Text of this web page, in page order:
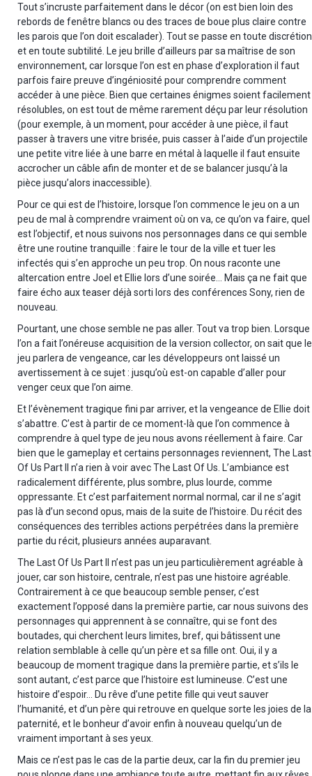
Tout s’incruste parfaitement dans le décor (on est bien loin des
rebords de fenêtre blancs ou des traces de boue plus claire contre
les parois que l’on doit escalader). Tout se passe en toute discrétion
et en toute subtilité. Le jeu brille d’ailleurs par sa maîtrise de son
environnement, car lorsque l’on est en phase d’exploration il faut
parfois faire preuve d’ingéniosité pour comprendre comment
accéder à une pièce. Bien que certaines énigmes soient facilement
résolubles, on est tout de même rarement déçu par leur résolution
(pour exemple, à un moment, pour accéder à une pièce, il faut
passer à travers une vitre brisée, puis casser à l’aide d’un projectile
une petite vitre liée à une barre en métal à laquelle il faut ensuite
accrocher un câble afin de monter et de se balancer jusqu’à la
pièce jusqu’alors inaccessible).
Pour ce qui est de l’histoire, lorsque l’on commence le jeu on a un
peu de mal à comprendre vraiment où on va, ce qu’on va faire, quel
est l’objectif, et nous suivons nos personnages dans ce qui semble
être une routine tranquille : faire le tour de la ville et tuer les
infectés qui s’en approche un peu trop. On nous raconte une
altercation entre Joel et Ellie lors d’une soirée… Mais ça ne fait que
faire écho aux teaser déjà sorti lors des conférences Sony, rien de
nouveau.
Pourtant, une chose semble ne pas aller. Tout va trop bien. Lorsque
l’on a fait l’onéreuse acquisition de la version collector, on sait que le
jeu parlera de vengeance, car les développeurs ont laissé un
avertissement à ce sujet : jusqu’où est-on capable d’aller pour
venger ceux que l’on aime.
Et l’évènement tragique fini par arriver, et la vengeance de Ellie doit
s’abattre. C’est à partir de ce moment-là que l’on commence à
comprendre à quel type de jeu nous avons réellement à faire. Car
bien que le gameplay et certains personnages reviennent, The Last
Of Us Part II n’a rien à voir avec The Last Of Us. L’ambiance est
radicalement différente, plus sombre, plus lourde, comme
oppressante. Et c’est parfaitement normal normal, car il ne s’agit
pas là d’un second opus, mais de la suite de l’histoire. Du récit des
conséquences des terribles actions perpétrées dans la première
partie du récit, plusieurs années auparavant.
The Last Of Us Part II n’est pas un jeu particulièrement agréable à
jouer, car son histoire, centrale, n’est pas une histoire agréable.
Contrairement à ce que beaucoup semble penser, c’est
exactement l’opposé dans la première partie, car nous suivons des
personnages qui apprennent à se connaître, qui se font des
boutades, qui cherchent leurs limites, bref, qui bâtissent une
relation semblable à celle qu’un père et sa fille ont. Oui, il y a
beaucoup de moment tragique dans la première partie, et s’ils le
sont autant, c’est parce que l’histoire est lumineuse. C’est une
histoire d’espoir… Du rêve d’une petite fille qui veut sauver
l’humanité, et d’un père qui retrouve en quelque sorte les joies de la
paternité, et le bonheur d’avoir enfin à nouveau quelqu’un de
vraiment important à ses yeux.
Mais ce n’est pas le cas de la partie deux, car la fin du premier jeu